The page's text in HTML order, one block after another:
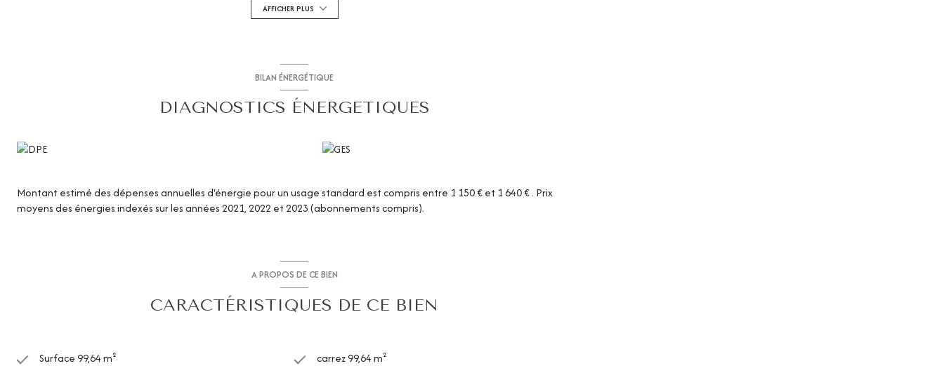
agence spécialisée dans la transaction, la location et la gestion locative.
AFFICHER PLUS
BILAN ÉNERGÉTIQUE
DIAGNOSTICS ÉNERGETIQUES
Montant estimé des dépenses annuelles d'énergie pour un usage standard est compris entre 1 150 € et 1 640 € . Prix
moyens des énergies indexés sur les années 2021, 2022 et 2023 (abonnements compris).
A PROPOS DE CE BIEN
CARACTÉRISTIQUES DE CE BIEN
Surface 99,64 m² carrez 99,64 m²